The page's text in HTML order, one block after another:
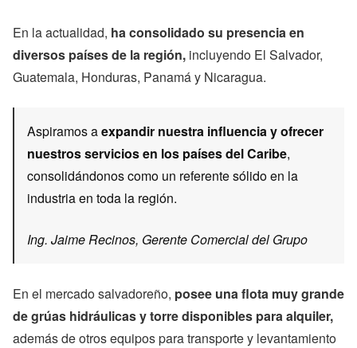
En la actualidad, ha consolidado su presencia en
diversos países de la región, incluyendo El Salvador,
Guatemala, Honduras, Panamá y Nicaragua.
Aspiramos aexpandir nuestra influencia y ofrecer
nuestros servicios en los países del Caribe,
consolidándonos como un referente sólido en la
industria en toda la región.
Ing. Jaime Recinos, Gerente Comercial del Grupo
En el mercado salvadoreño, posee una flota muy grande
de grúas hidráulicas y torre disponibles para alquiler,
además de otros equipos para transporte y levantamiento